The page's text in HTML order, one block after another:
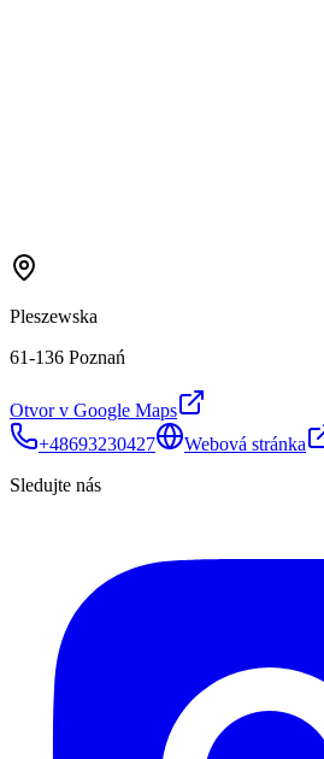
Pleszewska
61-136 Poznań
Otvor v Google Maps
+48693230427
Webová stránka
Sledujte nás